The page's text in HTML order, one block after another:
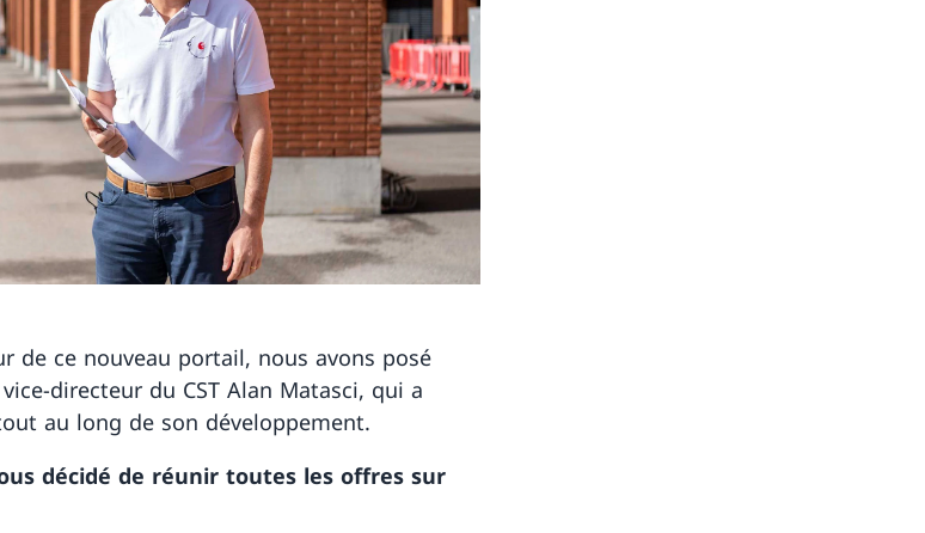
de ce nouveau portail, nous avons posé
directeur du CST Alan Matasci, qui a
au long de son développement.
décidé de réunir toutes les offres sur